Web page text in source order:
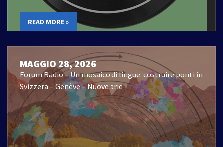
READ MORE »
MAGGIO 28, 2026
Forum Radio – Un mosaico di lingue: costruire ponti in
Svizzera – Genève – Nuove arie